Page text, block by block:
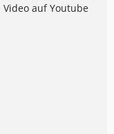
auf Youtube